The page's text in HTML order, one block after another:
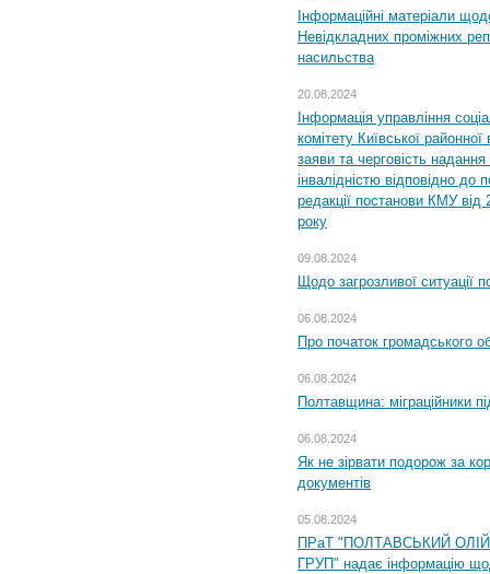
Інформаційні матеріали
Невідкладних проміжних
насильства
20.08.2024
Інформація управління
комітету Київської
заяви та черговість надання
інвалідністю відповідно
редакції постанови КМУ
року
09.08.2024
Щодо загрозливої ситуації
06.08.2024
Про початок громадського
06.08.2024
Полтавщина: міграційники
06.08.2024
Як не зірвати подорож за
документів
05.08.2024
ПРаТ "ПОЛТАВСЬКИЙ
ГРУП" надає інформацію